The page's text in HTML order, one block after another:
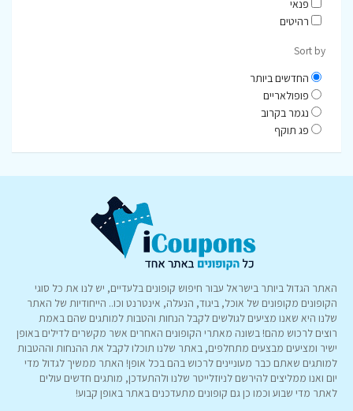
פנאי
רהיטים
Sort by
החדשים ביותר
פופולאריים
נגמר בקרוב
פג תוקף
האתר הגדול ביותר בישראל עבור חיפוש קופונים בלעדיים, יש לנו את כל סוגי
הקופונים מקופונים של אוכל, ביגוד, הנעלה, אינטרנט וכו.. הייחודיות של האתר
שלנו היא שאנו מציעים לגולשים לקבל הנחות והטבות למותגים שהם באמת
רוצים לרכוש מהם! בשונה מאתרי הקופונים האחרים אשר מקשרים לדילים באופן
ישיר ומציעים מבצעים מתחלפים, באתר שלנו תוכלו לקבל את ההנחות וההטבות
למותגים שאתם כבר מעוניינים לרכוש בהם בכל אופן! האתר ממשיך לגדול מדי
יום ואנו ממליצים להירשם לניוזלייטר שלנו ולהתעדכן, מותגים חדשים עולים
לאתר מדי שבוע וכמו כן גם קופונים מתעדכנים באתר באופן קבוע!